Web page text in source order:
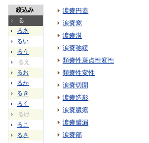
絞込み
る
るあ
るい
るう
るえ
るお
るか
るき
るく
るけ
るこ
るさ
涙嚢円蓋
涙嚢窩
涙嚢溝
涙嚢弛緩
類嚢性斑点性変性
類嚢性変性
涙嚢切開
涙嚢造影
涙嚢膿瘍
涙嚢膿漏
涙嚢部